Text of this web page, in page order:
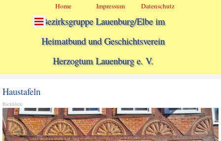
Direkt zum Seiteninhalt
Bezirksgruppe Lauenburg/Elbe im
Menü überspringen
Menü überspringen
Home Impressum Datenschutz
Heimatbund und Geschichtsverein
Herzogtum Lauenburg e. V.
Haustafeln
Rückblick